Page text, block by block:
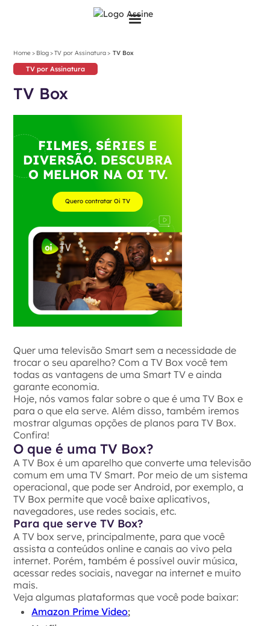
Home> Blog>TV por Assinatura> TV Box
TV por Assinatura
TV Box
FILMES, SÉRIES E
DIVERSÃO. DESCUBRA
O MELHOR NA OI TV.
Quero contratar Oi TV
Quer uma televisão Smart sem a necessidade de
trocar o seu aparelho? Com a TV Box você tem
todas as vantagens de uma Smart TV e ainda
garante economia.
Hoje, nós vamos falar sobre o que é uma TV Box e
para o que ela serve. Além disso, também iremos
mostrar algumas opções de planos para TV Box.
Confira!
O que é uma TV Box?
A TV Box é um aparelho que converte uma televisão
comum em uma TV Smart. Por meio de um sistema
operacional, que pode ser Android, por exemplo, a
TV Box permite que você baixe aplicativos,
navegadores, use redes sociais, etc.
Para que serve TV Box?
A TV box serve, principalmente, para que você
assista a conteúdos online e canais ao vivo pela
internet. Porém, também é possível ouvir música,
acessar redes sociais, navegar na internet e muito
mais.
Veja algumas plataformas que você pode baixar:
Amazon Prime Video;